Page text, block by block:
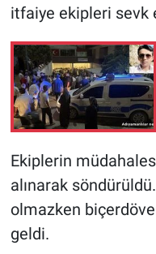
itfaiye ekipleri sevk
Ekiplerin
alınarak
olmazken
geldi.